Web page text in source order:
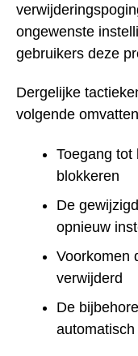
ongewenste
gebruikers deze
Dergelijke
volgende
Toegang tot
blokkeren
De
opnieuw
Voorkomen
verwijderd
De